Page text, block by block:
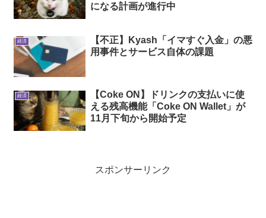
になる計画が進行中
経済
【不正】Kyash「イマすぐ入金」の悪
用事件とサービス自体の課題
経済
【Coke ON】ドリンクの支払いに使
える残高機能「Coke ON Wallet」が
11月下旬から開始予定
スポンサーリンク